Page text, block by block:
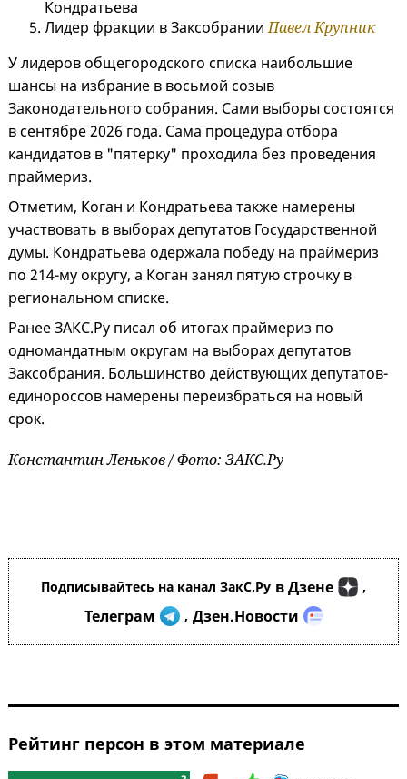
Кондратьева
Лидер фракции в ЗаксобранииПавел Крупник
У лидеров общегородского списка наибольшие
шансы на избрание в восьмой созыв
Законодательного собрания. Сами выборы состоятся
в сентябре 2026 года. Сама процедура отбора
кандидатов в "пятерку" проходила без проведения
праймериз.
Отметим, Коган и Кондратьева также намерены
участвовать в выборах депутатов Государственной
думы. Кондратьева одержала победу на праймериз
по 214-му округу, а Коган занял пятую строчку в
региональном списке.
Ранее ЗАКС.Ру писал об итогах праймериз по
одномандатным округам на выборах депутатов
Заксобрания. Большинство действующих депутатов-
единороссов намерены переизбраться на новый
срок.
Константин Леньков / Фото: ЗАКС.Ру
Подписывайтесь на канал ЗакС.Ру в Дзене ,
Телеграм , Дзен.Новости
Рейтинг персон в этом материале